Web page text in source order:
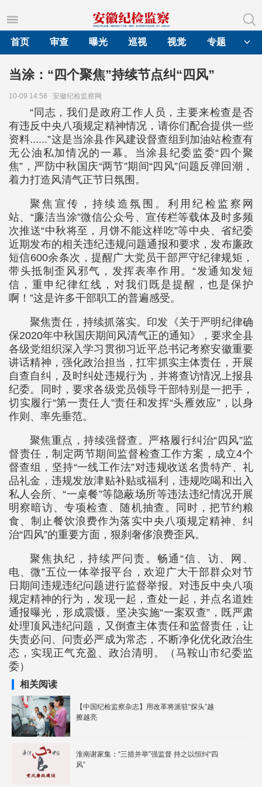
首页
审查 曝光 巡视 视觉 专题
当涂：“四个聚焦”持续节点纠“四风”
10-09 14:58 安徽纪检监察网
“同志，我们是政府工作人员，主要来检查是否
有违反中央八项规定精神情况，请你们配合提供一些
资料......”这是当涂县作风建设督查组到加油站检查有
无公油私加情况的一幕。当涂县纪委监委“四个聚
焦”，严防中秋国庆“两节”期间“四风”问题反弹回潮，
着力打造风清气正节日氛围。
聚焦宣传，持续造氛围。利用纪检监察网
站、“廉洁当涂”微信公众号、宣传栏等载体及时多频
次推送“中秋将至，月饼不能这样吃”等中央、省纪委
近期发布的相关违纪违规问题通报和要求，发布廉政
短信600余条次，提醒广大党员干部严守纪律规矩，
带头抵制歪风邪气，发挥表率作用。“发通知发短
信，重申纪律红线，对我们既是提醒，也是保护
啊！”这是许多干部职工的普遍感受。
聚焦责任，持续抓落实。印发《关于严明纪律确
保2020年中秋国庆期间风清气正的通知》，要求全县
各级党组织深入学习贯彻习近平总书记考察安徽重要
讲话精神，强化政治担当，扛牢抓实主体责任，开展
自查自纠，及时纠处违规行为，并将查访情况上报县
纪委。同时，要求各级党员领导干部特别是一把手，
切实履行“第一责任人”责任和发挥“头雁效应”，以身
作则、率先垂范。
聚焦重点，持续强督查。严格履行纠治“四风”监
督责任，制定两节期间监督检查工作方案，成立4个
督查组，坚持“一线工作法”对违规收送名贵特产、礼
品礼金，违规发放津贴补贴或福利，违规吃喝和出入
私人会所、“一桌餐”等隐蔽场所等违法违纪情况开展
明察暗访、专项检查、随机抽查。同时，把节约粮
食、制止餐饮浪费作为落实中央八项规定精神、纠
治“四风”的重要方面，狠刹奢侈浪费歪风。
聚焦执纪，持续严问责。畅通“信、访、网、
电、微”五位一体举报平台，欢迎广大干部群众对节
日期间违规违纪问题进行监督举报。对违反中央八项
规定精神的行为，发现一起，查处一起，并点名道姓
通报曝光，形成震慑。坚决实施“一案双查”，既严肃
处理顶风违纪问题，又倒查主体责任和监督责任，让
失责必问、问责必严成为常态，不断净化优化政治生
态，实现正气充盈、政治清明。（马鞍山市纪委监
委）
相关阅读
【中国纪检监察杂志】用改革将派驻“探头”越
擦越亮
淮南谢家集：“三措并举”强监督 持之以恒纠“四
风”